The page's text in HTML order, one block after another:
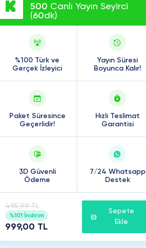
500 Canlı Yayın Seyirci
(60dk)
%100 Türk ve
Gerçek İzleyici
Yayın Süresi
Boyunca Kalır!
Paket Süresince
Geçerlidir!
Hızlı Teslimat
Garantisi
3D Güvenli
Ödeme
7/24 Whatsapp
Destek
495,99 TL
%101 İndirim
999,00 TL
Sepete
Ekle